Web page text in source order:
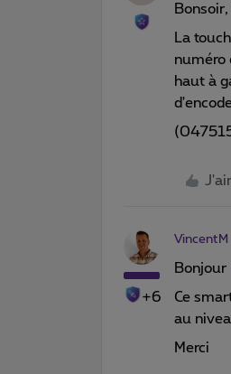
Bonsoir,
La
numéro
haut à
+6
VincentM
Bonjour ​
Ce
au
Merci